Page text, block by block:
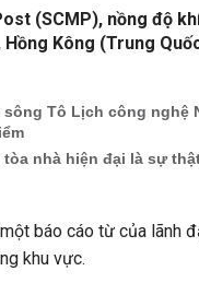
(SCMP), nồng độ
Kông (Trung
sông Tô Lịch công nghệ
nhà hiện đại là sự
báo cáo từ của lãnh
khu vực.